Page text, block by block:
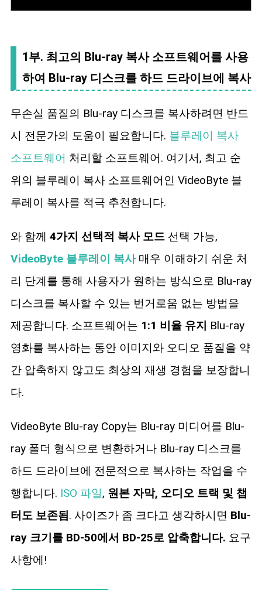
1부. 최고의 Blu-ray 복사 소프트웨어를 사용
하여 Blu-ray 디스크를 하드 드라이브에 복사
무손실 품질의 Blu-ray 디스크를 복사하려면 반드
시 전문가의 도움이 필요합니다. 블루레이 복사
소프트웨어 처리할 소프트웨어. 여기서, 최고 순
위의 블루레이 복사 소프트웨어인 VideoByte 블
루레이 복사를 적극 추천합니다.
와 함께 4가지 선택적 복사 모드선택 가능,
VideoByte 블루레이 복사매우 이해하기 쉬운 처
리 단계를 통해 사용자가 원하는 방식으로 Blu-ray
디스크를 복사할 수 있는 번거로움 없는 방법을
제공합니다. 소프트웨어는 1:1 비율 유지 Blu-ray
영화를 복사하는 동안 이미지와 오디오 품질을 약
간 압축하지 않고도 최상의 재생 경험을 보장합니
다.
VideoByte Blu-ray Copy는 Blu-ray 미디어를 Blu-
ray 폴더 형식으로 변환하거나 Blu-ray 디스크를
하드 드라이브에 전문적으로 복사하는 작업을 수
행합니다. ISO 파일, 원본 자막, 오디오 트랙 및 챕
터도 보존됨. 사이즈가 좀 크다고 생각하시면 Blu-
ray 크기를 BD-50에서 BD-25로 압축합니다. 요구
사항에!